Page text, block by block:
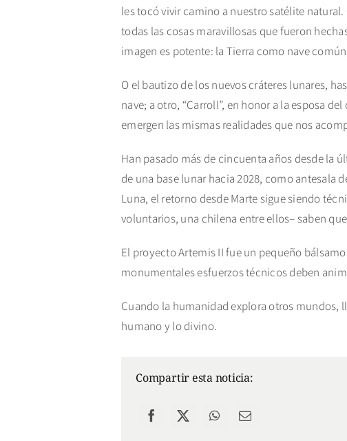
les tocó vivir camino a nuestro satélite
todas las cosas maravillosas que fueron
imagen es potente: la Tierra como nave
O el bautizo de los nuevos cráteres lunares,
nave; a otro, “Carroll”, en honor a la esposa
emergen las mismas realidades que nos
Han pasado más de cincuenta años desde la
de una base lunar hacia 2028, como antesala
Luna, el retorno desde Marte sigue siendo
voluntarios, una chilena entre ellos– saben
El proyecto Artemis II fue un pequeño
monumentales esfuerzos técnicos deben
Cuando la humanidad explora otros mundos,
humano y lo divino.
Compartir esta noticia: